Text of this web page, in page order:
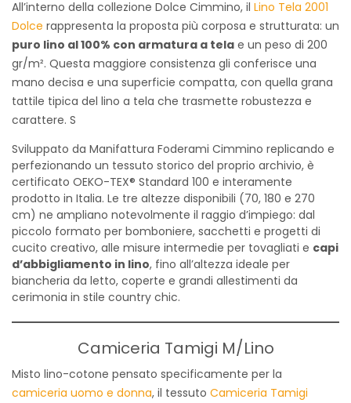
All’interno della collezione Dolce Cimmino, il Lino Tela 2001
Dolce rappresenta la proposta più corposa e strutturata: un
puro lino al 100% con armatura a tela e un peso di 200
gr/m². Questa maggiore consistenza gli conferisce una
mano decisa e una superficie compatta, con quella grana
tattile tipica del lino a tela che trasmette robustezza e
carattere. S
Sviluppato da Manifattura Foderami Cimmino replicando e
perfezionando un tessuto storico del proprio archivio, è
certificato OEKO-TEX® Standard 100 e interamente
prodotto in Italia. Le tre altezze disponibili (70, 180 e 270
cm) ne ampliano notevolmente il raggio d’impiego: dal
piccolo formato per bomboniere, sacchetti e progetti di
cucito creativo, alle misure intermedie per tovagliati e capi
d’abbigliamento in lino, fino all’altezza ideale per
biancheria da letto, coperte e grandi allestimenti da
cerimonia in stile country chic.
Camiceria Tamigi M/Lino
Misto lino-cotone pensato specificamente per la
camiceria uomo e donna, il tessuto Camiceria Tamigi